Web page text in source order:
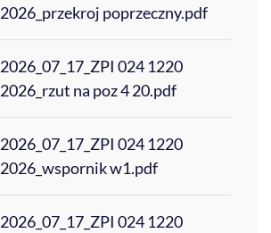
2026_przekroj poprzeczny.pdf
2026_07_17_ZPI 024 1220
2026_rzut na poz 4 20.pdf
2026_07_17_ZPI 024 1220
2026_wspornik w1.pdf
2026_07_17_ZPI 024 1220